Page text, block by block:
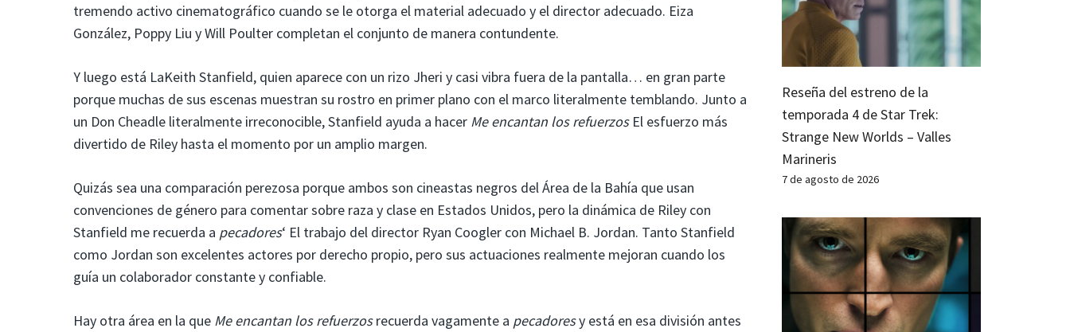
tremendo activo cinematográfico cuando se le otorga el material adecuado y el director adecuado. Eiza
González, Poppy Liu y Will Poulter completan el conjunto de manera contundente.
Y luego está LaKeith Stanfield, quien aparece con un rizo Jheri y casi vibra fuera de la pantalla… en gran parte
porque muchas de sus escenas muestran su rostro en primer plano con el marco literalmente temblando. Junto a
un Don Cheadle literalmente irreconocible, Stanfield ayuda a hacer Me encantan los refuerzosEl esfuerzo más
divertido de Riley hasta el momento por un amplio margen.
Quizás sea una comparación perezosa porque ambos son cineastas negros del Área de la Bahía que usan
convenciones de género para comentar sobre raza y clase en Estados Unidos, pero la dinámica de Riley con
Stanfield me recuerda a pecadores‘ El trabajo del director Ryan Coogler con Michael B. Jordan. Tanto Stanfield
como Jordan son excelentes actores por derecho propio, pero sus actuaciones realmente mejoran cuando los
guía un colaborador constante y confiable.
Hay otra área en la que Me encantan los refuerzosrecuerda vagamente a pecadoresy está en esa división antes
Reseña del estreno de la
temporada 4 de Star Trek:
Strange New Worlds – Valles
Marineris
7 de agosto de 2026